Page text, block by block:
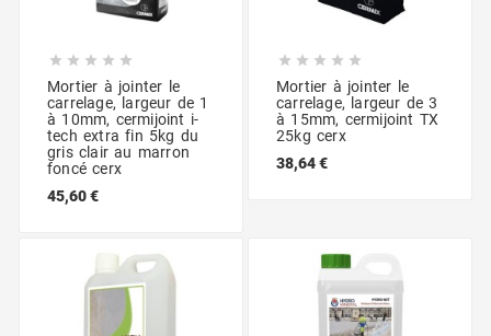
    
Mortier à jointer le
carrelage, largeur de 1
à 10mm, cermijoint i-
tech extra fin 5kg du
gris clair au marron
foncé cerx
45,60 €
    
Mortier à jointer le
carrelage, largeur de 3
à 15mm, cermijoint TX
25kg cerx
38,64 €